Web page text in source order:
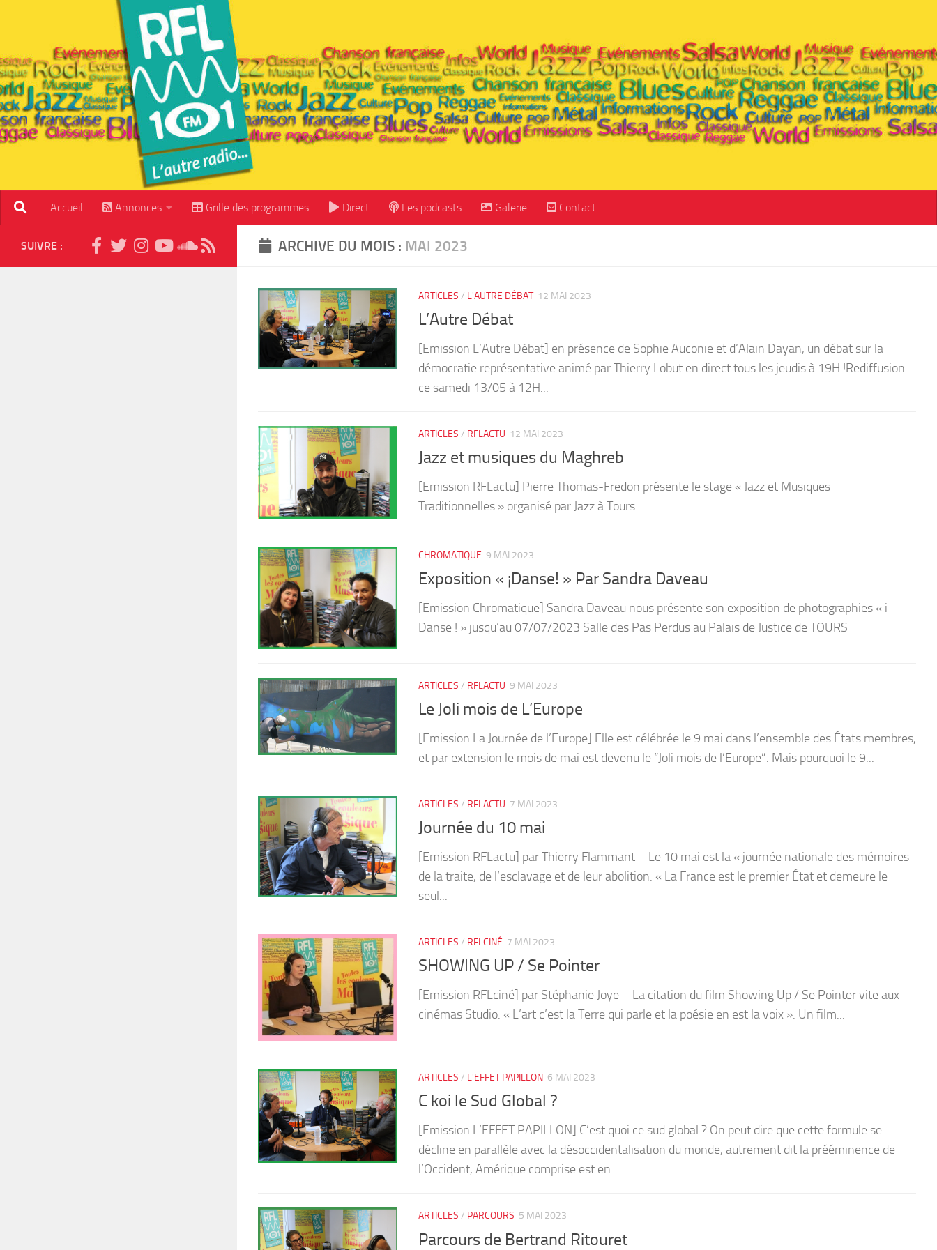
Accueil Annonces Grille des programmes Direct Les podcasts Galerie Contact
ARCHIVE DU MOIS : MAI 2023
ARTICLES / L'AUTRE DÉBAT 12 MAI 2023
L’Autre Débat
[Emission L’Autre Débat] en présence de Sophie Auconie et d’Alain Dayan, un débat sur la
démocratie représentative animé par Thierry Lobut en direct tous les jeudis à 19H !Rediffusion
ce samedi 13/05 à 12H...
ARTICLES / RFLACTU 12 MAI 2023
Jazz et musiques du Maghreb
[Emission RFLactu] Pierre Thomas-Fredon présente le stage « Jazz et Musiques
Traditionnelles » organisé par Jazz à Tours
CHROMATIQUE 9 MAI 2023
Exposition « ¡Danse! » Par Sandra Daveau
[Emission Chromatique] Sandra Daveau nous présente son exposition de photographies « i
Danse ! » jusqu’au 07/07/2023 Salle des Pas Perdus au Palais de Justice de TOURS
ARTICLES / RFLACTU 9 MAI 2023
Le Joli mois de L’Europe
[Emission La Journée de l’Europe] Elle est célébrée le 9 mai dans l’ensemble des États membres,
et par extension le mois de mai est devenu le “Joli mois de l’Europe”. Mais pourquoi le 9...
ARTICLES / RFLACTU 7 MAI 2023
Journée du 10 mai
[Emission RFLactu] par Thierry Flammant – Le 10 mai est la « journée nationale des mémoires
de la traite, de l’esclavage et de leur abolition. « La France est le premier État et demeure le
seul...
ARTICLES / RFLCINÉ 7 MAI 2023
SHOWING UP / Se Pointer
[Emission RFLciné] par Stéphanie Joye – La citation du film Showing Up / Se Pointer vite aux
cinémas Studio: « L’art c’est la Terre qui parle et la poésie en est la voix ». Un film...
ARTICLES / L'EFFET PAPILLON 6 MAI 2023
C koi le Sud Global ?
[Emission L’EFFET PAPILLON] C’est quoi ce sud global ? On peut dire que cette formule se
décline en parallèle avec la désoccidentalisation du monde, autrement dit la prééminence de
l’Occident, Amérique comprise est en...
ARTICLES / PARCOURS 5 MAI 2023
Parcours de Bertrand Ritouret
SUIVRE :